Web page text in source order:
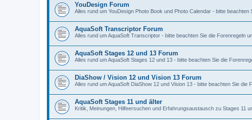
YouDesign Forum
Alles rund um YouDesign Photo Book und Photo Calendar - bitte beachten
AquaSoft Transcriptor Forum
Alles rund um AquaSoft Transcriptor - bitte beachten Sie die Forenregeln
AquaSoft Stages 12 und 13 Forum
Alles rund um AquaSoft Stages 12 und 13 - bitte beachten Sie die
DiaShow / Vision 12 und Vision 13 Forum
Alles rund um AquaSoft DiaShow 12 und Vision 13 - bitte beachten Sie die
AquaSoft Stages 11 und älter
Kritik, Meinungen, Hilfeersuchen und Erfahrungsaustausch zu Stages 11